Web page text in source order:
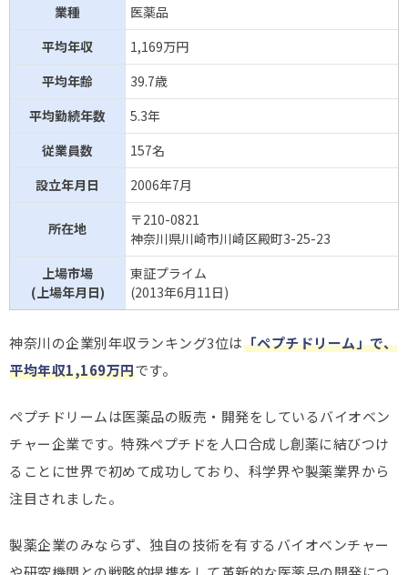
業種
医薬品
平均年収
1,169万円
平均年齢
39.7歳
平均勤続年数
5.3年
従業員数
157名
設立年月日
2006年7月
所在地
〒210-0821
神奈川県川崎市川崎区殿町3-25-23
上場市場
(上場年月日)
東証プライム
(2013年6月11日)
神奈川の企業別年収ランキング3位は「ペプチドリーム」で、
平均年収1,169万円です。
ペプチドリームは医薬品の販売・開発をしているバイオベン
チャー企業です。特殊ペプチドを人口合成し創薬に結びつけ
ることに世界で初めて成功しており、科学界や製薬業界から
注目されました。
製薬企業のみならず、独自の技術を有するバイオベンチャー